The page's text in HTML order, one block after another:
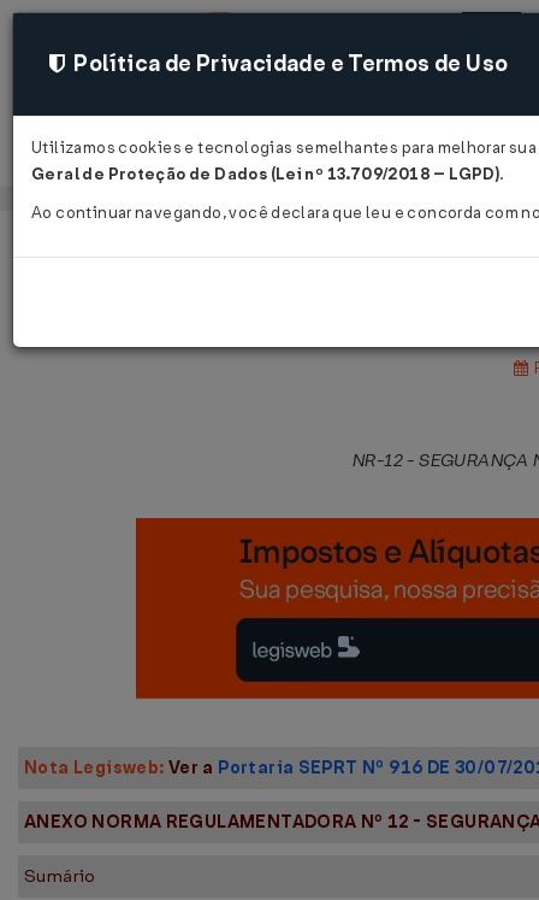
Acessar
NR-12 - SEGURANÇA
Nota Legisweb: Ver a Portaria SEPRT Nº 916 DE 30/07/
ANEXO NORMA REGULAMENTADORA Nº 12 -
Sumário
Política de Privacidade e Termos de Uso
Utilizamos cookies e tecnologias semelhantes para melhorar
Geral de Proteção de Dados (Lei nº 13.709/2018 – LGPD).
Ao continuar navegando, você declara que leu e concorda com